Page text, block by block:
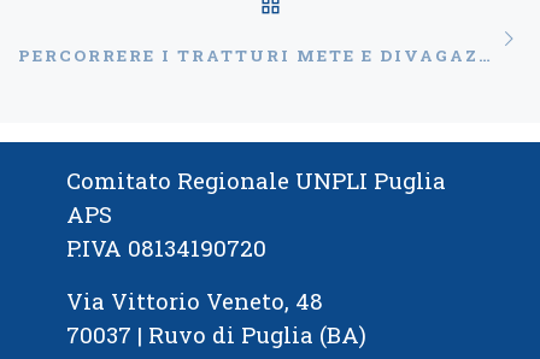
PERCORRERE I TRATTURI METE E DIVAGAZIONI TRA STORIE DI UOMINI E DI ANIMALI
Comitato Regionale UNPLI Puglia
APS
P.IVA 08134190720
Via Vittorio Veneto, 48
70037 | Ruvo di Puglia (BA)